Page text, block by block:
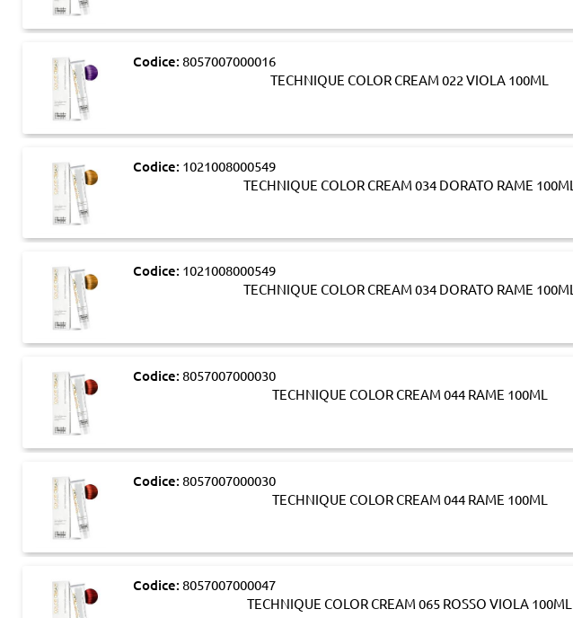
Codice: 8057007000016
TECHNIQUE COLOR CREAM 022 VIOLA 100ML
Codice: 1021008000549
TECHNIQUE COLOR CREAM 034 DORATO RAME 100ML
Codice: 1021008000549
TECHNIQUE COLOR CREAM 034 DORATO RAME 100ML
Codice: 8057007000030
TECHNIQUE COLOR CREAM 044 RAME 100ML
Codice: 8057007000030
TECHNIQUE COLOR CREAM 044 RAME 100ML
Codice: 8057007000047
TECHNIQUE COLOR CREAM 065 ROSSO VIOLA 100ML